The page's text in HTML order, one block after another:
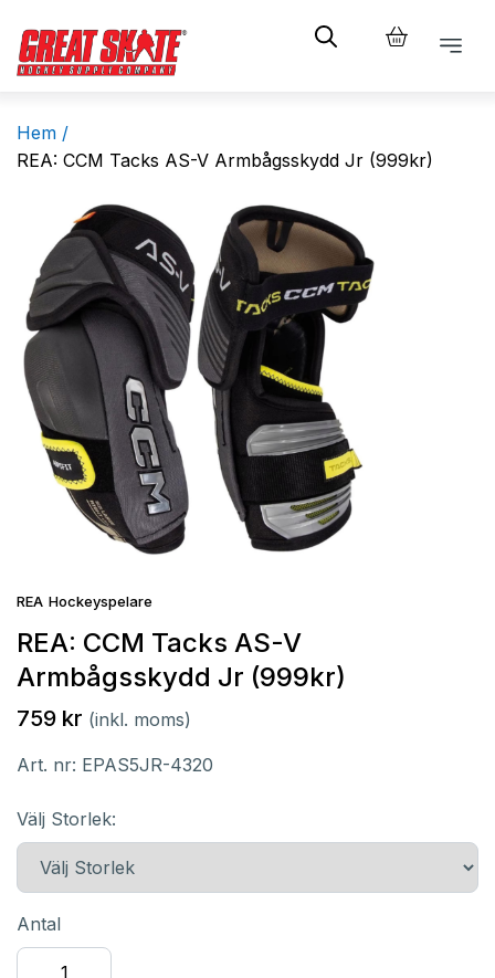
Hem /
REA: CCM Tacks AS-V Armbågsskydd Jr (999kr)
REA Hockeyspelare
REA: CCM Tacks AS-V
Armbågsskydd Jr (999kr)
759 kr (inkl. moms)
Art. nr: EPAS5JR-4320
Välj Storlek:
Antal